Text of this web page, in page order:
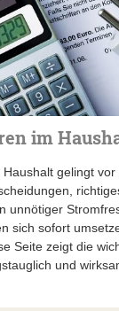
im
gelingt vor
unnötiger
sich sofort
Seite zeigt die
und